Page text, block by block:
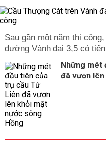
Sau gần một năm thi
đường Vành đai 3,5 có
Những mét
đã vươn